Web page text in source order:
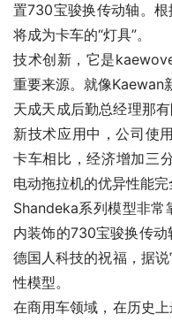
置730宝骏换传动轴。
将成为卡车的“灯具”。
技术创新，它是
重要来源。就像Kaewan
天成天成后勤总经理那
新技术应用中，公司使
卡车相比，经济增加三
电动拖拉机的优异性能完
Shandeka系列模型非常
内装饰的730宝骏换传
德国人科技的祝福，据
性模型。
在商用车领域，在历史